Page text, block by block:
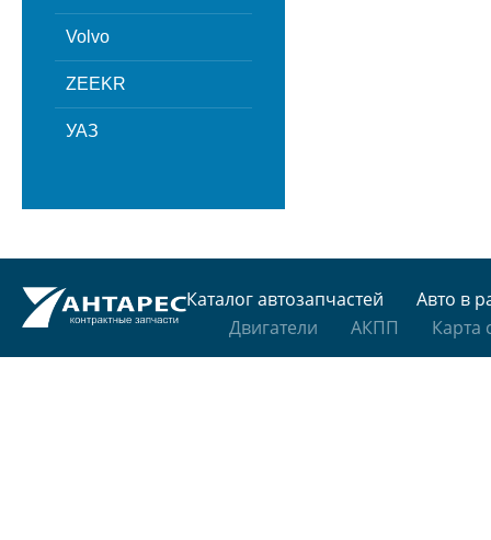
Volvo
ZEEKR
УАЗ
Каталог автозапчастей
Авто в
Двигатели
АКПП Карта